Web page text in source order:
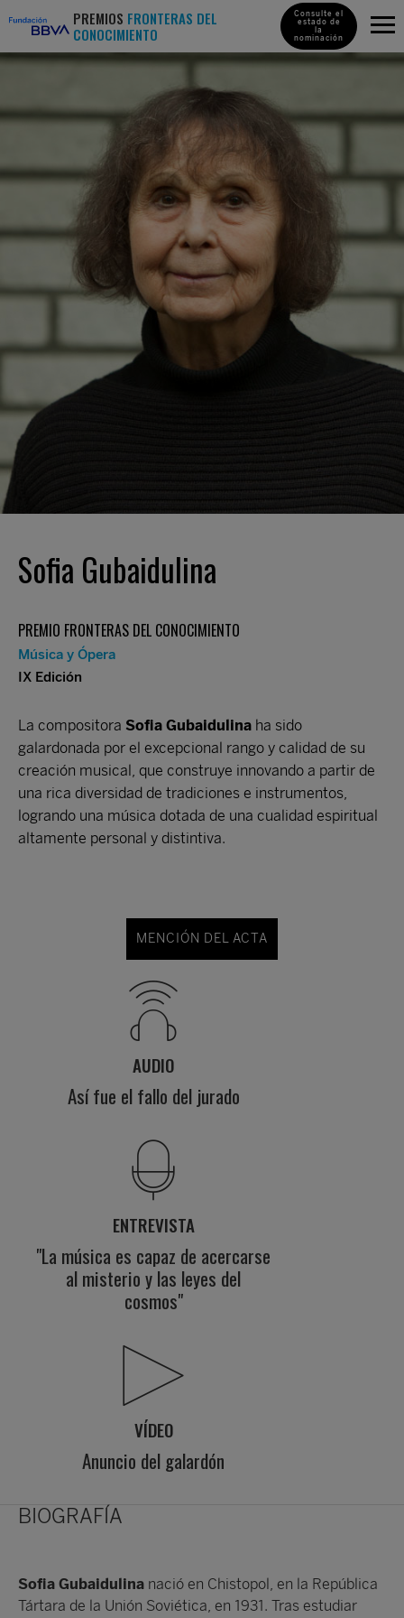
PREMIOS FRONTERAS DEL
CONOCIMIENTO
Consulte el
estado de
la
nominación
Sofia Gubaidulina
PREMIO FRONTERAS DEL CONOCIMIENTO
Música y Ópera
IX Edición
La compositora Sofia Gubaidulina ha sido
galardonada por el excepcional rango y calidad de su
creación musical, que construye innovando a partir de
una rica diversidad de tradiciones e instrumentos,
logrando una música dotada de una cualidad espiritual
altamente personal y distintiva.
MENCIÓN DEL ACTA
AUDIO
Así fue el fallo del jurado
ENTREVISTA
"La música es capaz de acercarse
al misterio y las leyes del
cosmos"
VÍDEO
Anuncio del galardón
BIOGRAFÍA
Sofia Gubaidulina nació en Chistopol, en la República
Tártara de la Unión Soviética, en 1931. Tras estudiar